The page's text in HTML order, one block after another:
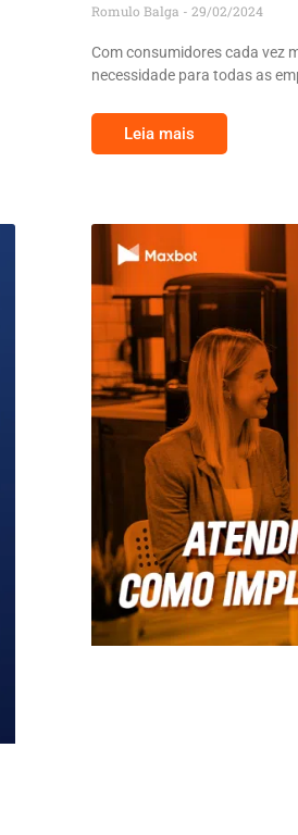
Romulo Balga 29/02/2024
Com consumidores cada vez
necessidade para todas as
Leia mais